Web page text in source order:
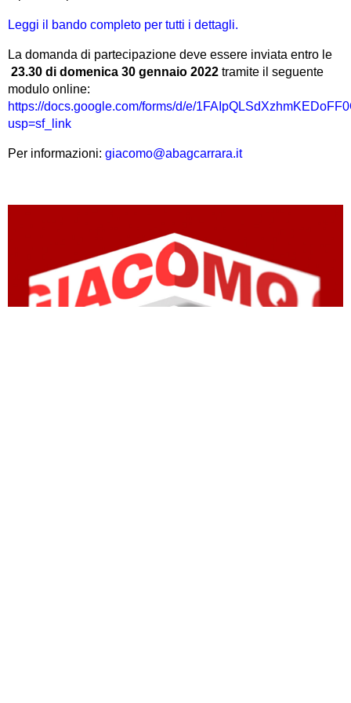
Leggi il bando completo per tutti i dettagli.
La domanda di partecipazione deve essere inviata entro le
23.30 di domenica 30 gennaio 2022 tramite il seguente
modulo online:
https://docs.google.com/forms/d/e/
usp=sf_link
Per informazioni: giacomo@abagcarrara.it